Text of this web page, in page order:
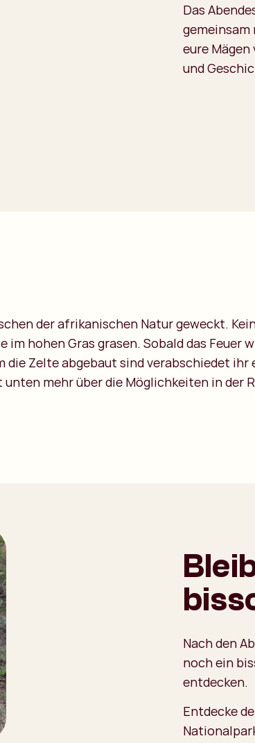
Das
gemeinsam
eure
und
der afrikanischen Natur geweckt.
hohen Gras grasen. Sobald das Feuer
Zelte abgebaut sind verabschiedet
mehr über die Möglichkeiten in der
Nach den
noch ein
entdecken.
Entdecke